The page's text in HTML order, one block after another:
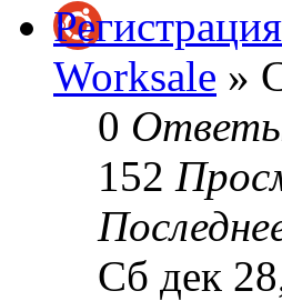
Worksale »
0
152
Сб дек